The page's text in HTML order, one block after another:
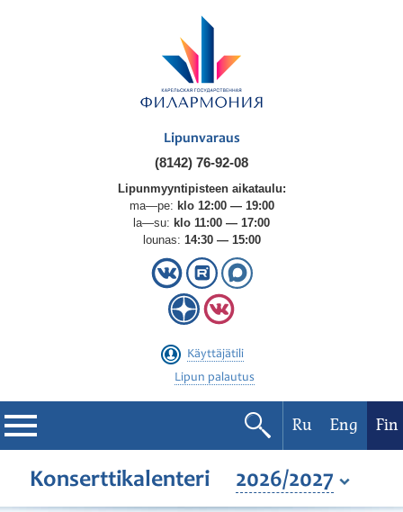
Lipunvaraus
(8142) 76-92-08
Lipunmyyntipisteen aikataulu:
ma—pe: klo 12:00 — 19:00
la—su: klo 11:00 — 17:00
lounas: 14:30 — 15:00
Käyttäjätili
Lipun palautus
Filharmonia
Ru Eng Fin
Konserttikalenteri 2026/2027